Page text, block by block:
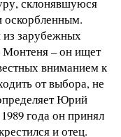
зарубежных
– он ищет
вниманием к
от выбора, не
Юрий
года он принял
и отец.